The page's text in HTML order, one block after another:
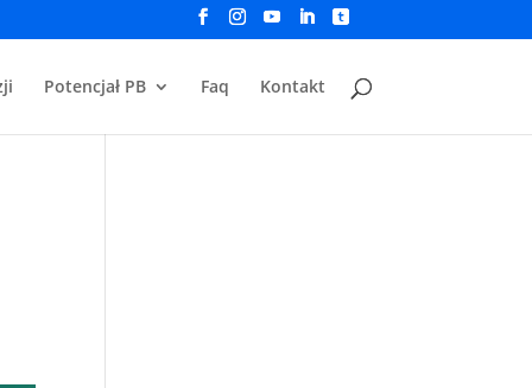
Potencjał PB Faq Kontakt